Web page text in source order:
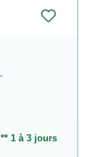
** 1 à 3 jours